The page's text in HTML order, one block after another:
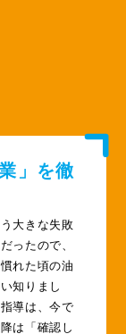
」を徹
大きな失敗
ったので、
れた頃の油
知りまし
導は、今で
は「確認し